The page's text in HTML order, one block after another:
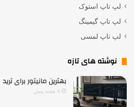
لپ تاپ استوک
لپ تاپ گیمینگ
لپ تاپ لمسی
نوشته های تازه
بهترین مانیتور برای ترید
4 هفته پیش